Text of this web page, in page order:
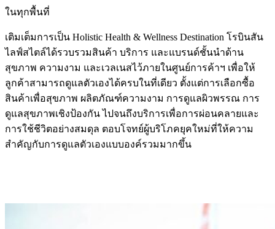
ในทุกพื้นที่
เติมเต็มการเป็น Holistic Health & Wellness Destination โรบินสัน
ไลฟ์สไตล์ได้รวบรวมสินค้า บริการ และแบรนด์ชั้นนำด้าน
สุขภาพ ความงาม และเวลเนสไว้ภายในศูนย์การค้าฯ เพื่อให้
ลูกค้าสามารถดูแลตัวเองได้ครบในที่เดียว ตั้งแต่การเลือกซื้อ
สินค้าเพื่อสุขภาพ ผลิตภัณฑ์ความงาม การดูแลผิวพรรณ การ
ดูแลสุขภาพเชิงป้องกัน ไปจนถึงบริการเพื่อการผ่อนคลายและ
การใช้ชีวิตอย่างสมดุล ตอบโจทย์ผู้บริโภคยุคใหม่ที่ให้ความ
สำคัญกับการดูแลตัวเองแบบองค์รวมมากขึ้น